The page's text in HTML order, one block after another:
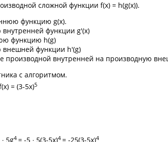
сложной функции f(x) = h(g(x)).
функцию g(x).
функции g'(x)
функцию h(g)
внешней функции h'(g)
производной внутренней на производную
с алгоритмом.
= (3-5x)5
5g4 = -5 ∙ 5(3-5x)4 = -25(3-5x)4